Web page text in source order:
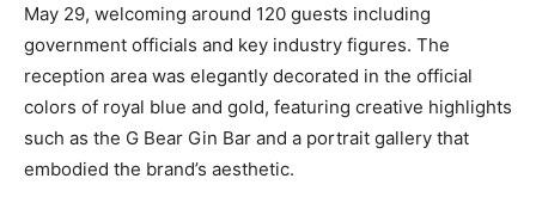
May 29, welcoming around 120 guests including
government officials and key industry figures. The
reception area was elegantly decorated in the official
colors of royal blue and gold, featuring creative highlights
such as the G Bear Gin Bar and a portrait gallery that
embodied the brand’s aesthetic.